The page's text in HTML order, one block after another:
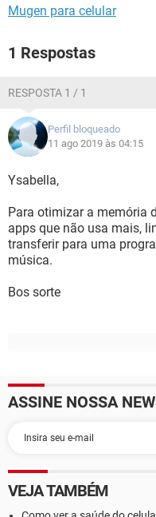
Mugen para celular
1 Respostas
RESPOSTA 1 / 1
Perfil bloqueado
11 ago 2019 às 04:15
Ysabella,
Para otimizar a memória
apps que não usa mais,
transferir para uma
música.
Bos sorte
ASSINE NOSSA
VEJA TAMBÉM